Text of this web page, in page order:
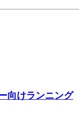
向けランニング